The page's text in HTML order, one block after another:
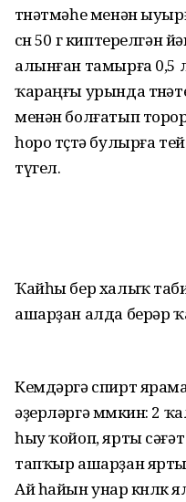
төнәтмәһе менән
өсөн 50 г киптерелгән
алынған тамырға 0,5
ҡараңғы урында
менән болғатып
һоро төҫтә булырға
түгел.
Ҡайһы бер халыҡ
ашарҙан алда берәр
Кемдәргә спирт
әҙерләргә мөмкин: 2
һыу ҡойоп, ярты сәғәт
тапҡыр ашарҙан ярты
Ай һайын унар